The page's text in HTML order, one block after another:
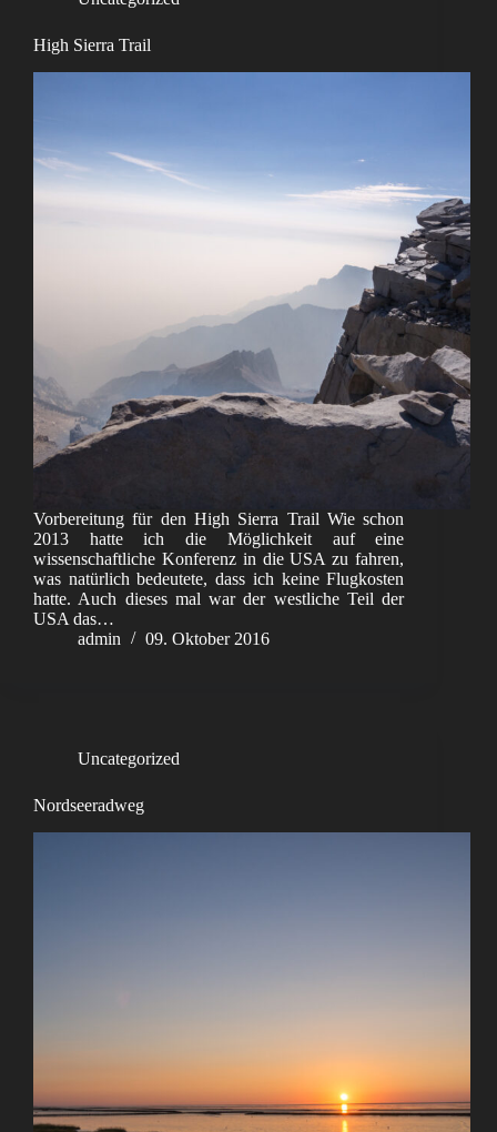
High Sierra Trail
Vorbereitung für den High Sierra Trail Wie schon
2013 hatte ich die Möglichkeit auf eine
wissenschaftliche Konferenz in die USA zu fahren,
was natürlich bedeutete, dass ich keine Flugkosten
hatte. Auch dieses mal war der westliche Teil der
USA das…
admin
09. Oktober 2016
Uncategorized
Nordseeradweg